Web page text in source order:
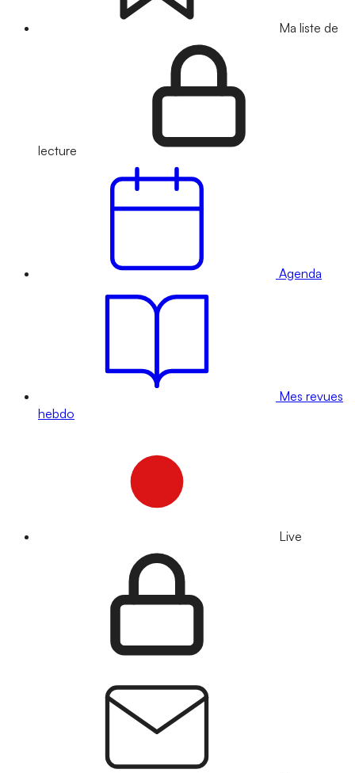
Ma liste de
lecture
Agenda
Mes revues
hebdo
Live